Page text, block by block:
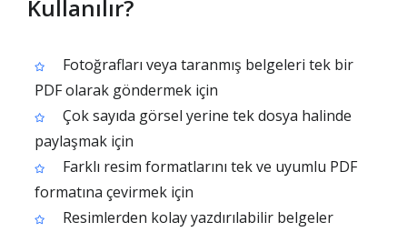
Kullanılır?
Fotoğrafları veya taranmış belgeleri tek bir
PDF olarak göndermek için
Çok sayıda görsel yerine tek dosya halinde
paylaşmak için
Farklı resim formatlarını tek ve uyumlu PDF
formatına çevirmek için
Resimlerden kolay yazdırılabilir belgeler